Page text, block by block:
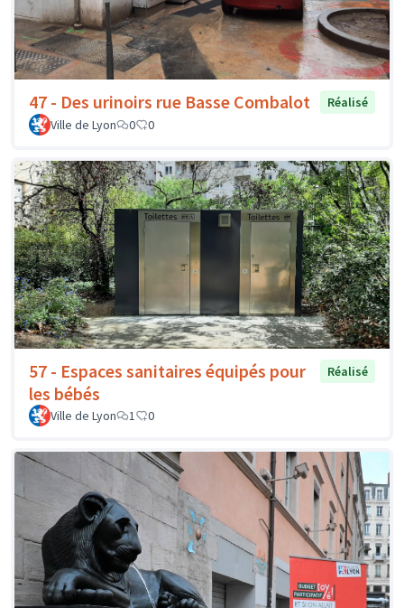
47 - Des urinoirs rue Basse Combalot
Réalisé
Ville de Lyon
0 0
57 - Espaces sanitaires équipés pour
les bébés
Réalisé
Ville de Lyon 1 0